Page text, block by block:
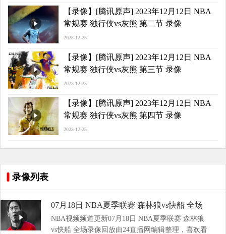
【录像】[腾讯原声] 2023年12月12日 NBA
常规赛 独行侠vs灰熊 第二节 录像
2023-12-25
【录像】[腾讯原声] 2023年12月12日 NBA
常规赛 独行侠vs灰熊 第三节 录像
2023-12-25
【录像】[腾讯原声] 2023年12月12日 NBA
常规赛 独行侠vs灰熊 第四节 录像
2023-12-25
录像列表
07月18日 NBA夏季联赛 森林狼vs快船 全场
录像回放
NBA视频频道更新07月18日 NBA夏季联赛 森林狼
vs快船 全场录像回放由24直播网编辑整理，喜欢看